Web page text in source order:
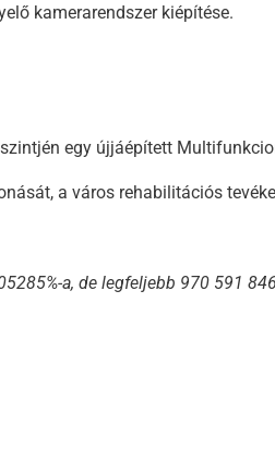
kamerarendszer kiépítése.
egy újjáépített
a város rehabilitációs
a, de legfeljebb 970 591